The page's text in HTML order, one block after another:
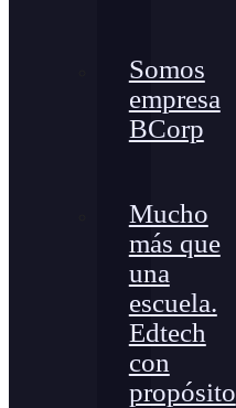
Somos
empresa
BCorp
Mucho
más que
una
escuela.
Edtech
con
propósito